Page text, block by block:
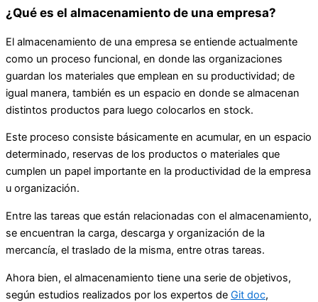
¿Qué es el almacenamiento de una empresa?
El almacenamiento de una empresa se entiende actualmente
como un proceso funcional, en donde las organizaciones
guardan los materiales que emplean en su productividad; de
igual manera, también es un espacio en donde se almacenan
distintos productos para luego colocarlos en stock.
Este proceso consiste básicamente en acumular, en un espacio
determinado, reservas de los productos o materiales que
cumplen un papel importante en la productividad de la empresa
u organización.
Entre las tareas que están relacionadas con el almacenamiento,
se encuentran la carga, descarga y organización de la
mercancía, el traslado de la misma, entre otras tareas.
Ahora bien, el almacenamiento tiene una serie de objetivos,
según estudios realizados por los expertos de Git doc,